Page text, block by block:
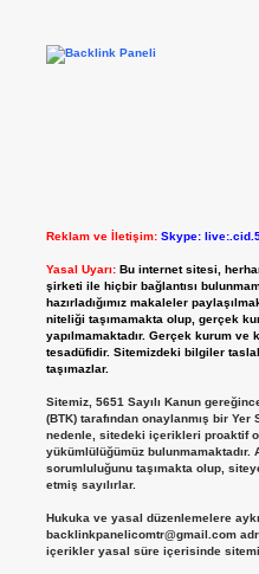
Reklam ve İletişim: Skype:
Yasal Uyarı: Bu internet sitesi,
şirketi ile hiçbir bağlantısı
hazırladığımız makaleler
niteliği taşımamakta olup, gerçek
yapılmamaktadır. Gerçek kurum
tesadüfidir. Sitemizdeki bilgiler
taşımazlar.
Sitemiz, 5651 Sayılı Kanun
(BTK) tarafından onaylanmış bir
nedenle, sitedeki içerikleri proaktif
yükümlülüğümüz
sorumluluğunu taşımakta olup,
etmiş sayılırlar.
Hukuka ve yasal düzenlemelere
backlinkpanelicomtr@gmail.com
içerikler yasal süre içerisinde